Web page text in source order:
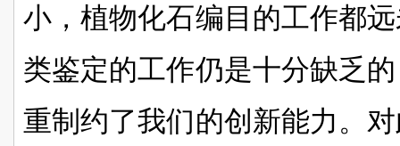
小，植物化石编目的工作都
类鉴定的工作仍是十分缺乏
重制约了我们的创新能力。